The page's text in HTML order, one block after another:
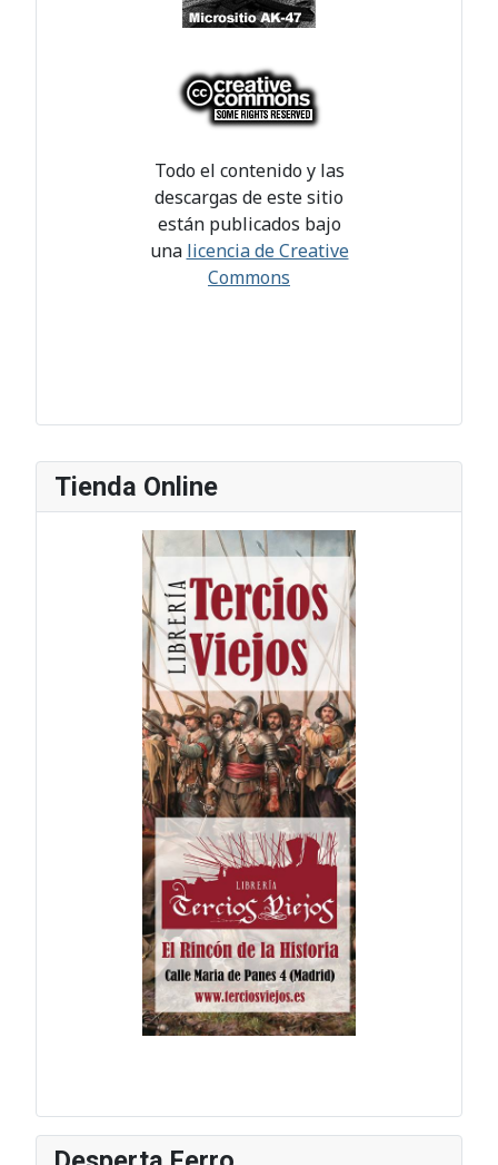
Tienda Online
Todo el contenido y las
descargas de este sitio
están publicados bajo
una licencia de Creative
Commons